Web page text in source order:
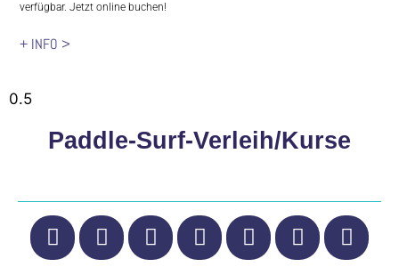
verfügbar. Jetzt online buchen!
+ INFO >
Paddle-Surf-Verleih/Kurse